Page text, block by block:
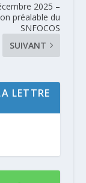
2025 –
préalable du
SNFOCOS
SUIVANT
LETTRE